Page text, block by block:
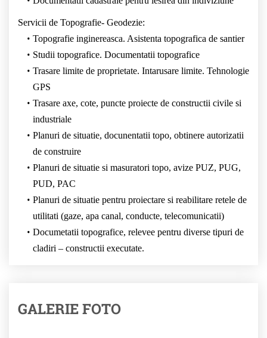
Servicii de Topografie- Geodezie:
Topografie inginereasca. Asistenta topografica de santier
Studii topografice. Documentatii topografice
Trasare limite de proprietate. Intarusare limite. Tehnologie
GPS
Trasare axe, cote, puncte proiecte de constructii civile si
industriale
Planuri de situatie, docunentatii topo, obtinere autorizatii
de construire
Planuri de situatie si masuratori topo, avize PUZ, PUG,
PUD, PAC
Planuri de situatie pentru proiectare si reabilitare retele de
utilitati (gaze, apa canal, conducte, telecomunicatii)
Documetatii topografice, relevee pentru diverse tipuri de
cladiri – constructii executate.
GALERIE FOTO